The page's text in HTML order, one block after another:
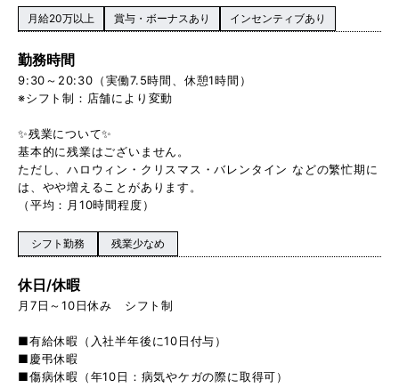
月給20万以上 賞与・ボーナスあり インセンティブあり
勤務時間
9:30～20:30（実働7.5時間、休憩1時間）
※シフト制：店舗により変動
✨残業について✨
基本的に残業はございません。
ただし、ハロウィン・クリスマス・バレンタイン などの繁忙期に
は、やや増えることがあります。
（平均：月10時間程度）
シフト勤務 残業少なめ
休日/休暇
月7日～10日休み シフト制
■有給休暇（入社半年後に10日付与）
■慶弔休暇
■傷病休暇（年10日：病気やケガの際に取得可）